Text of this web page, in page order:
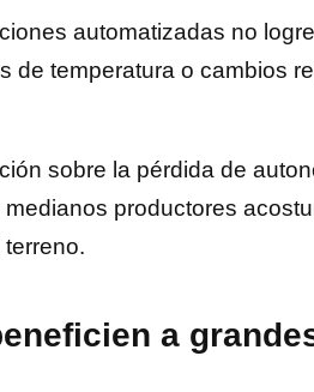
automatizadas no
de temperatura o cambios
sobre la pérdida de
productores
a